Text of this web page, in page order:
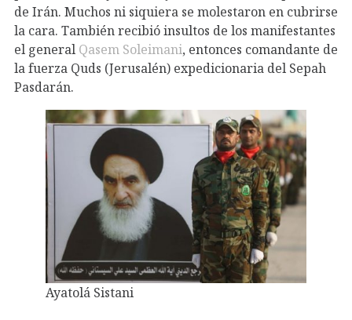
de Irán. Muchos ni siquiera se molestaron en cubrirse
la cara. También recibió insultos de los manifestantes
el general Qasem Soleimani, entonces comandante de
la fuerza Quds (Jerusalén) expedicionaria del Sepah
Pasdarán.
Ayatolá Sistani